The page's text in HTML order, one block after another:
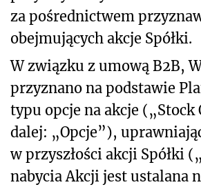
za pośrednictwem
obejmujących akcje Spółki.
W związku z umową B2B,
przyznano na podstawie
typu opcje na akcje („Stock
dalej: „Opcje”),
w przyszłości akcji Spółki
nabycia Akcji jest ustalana